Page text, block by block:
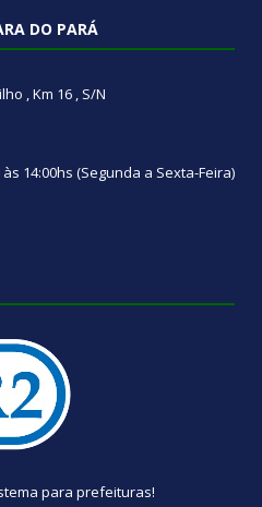
DO PARÁ
, Km 16 , S/N
14:00hs (Segunda a Sexta-Feira)
para prefeituras!